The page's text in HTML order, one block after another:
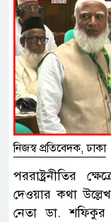
নিজস্ব প্রতিবেদক, ঢাকা
পররাষ্ট্রনীতির
দেওয়ার কথা
নেতা ডা. শফিকুর